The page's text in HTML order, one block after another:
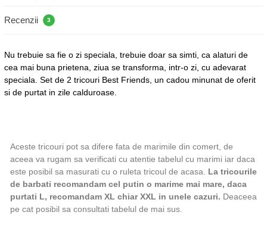
Recenzii 3
Nu trebuie sa fie o zi speciala, trebuie doar sa simti, ca alaturi de
cea mai buna prietena, ziua se transforma, intr-o zi, cu adevarat
speciala. Set de 2 tricouri Best Friends, un cadou minunat de oferit
si de purtat in zile calduroase.
Aceste tricouri pot sa difere fata de marimile din comert, de
aceea va rugam sa verificati cu atentie tabelul cu marimi iar daca
este posibil sa masurati cu o ruleta tricoul de acasa. La tricourile
de barbati recomandam cel putin o marime mai mare, daca
purtati L, recomandam XL chiar XXL in unele cazuri. Deaceea
pe cat posibil sa consultati tabelul de mai sus.